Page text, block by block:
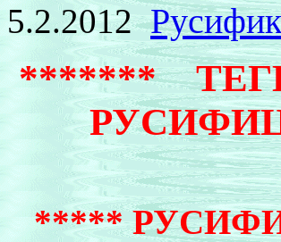
5.2.2012
*******
*****